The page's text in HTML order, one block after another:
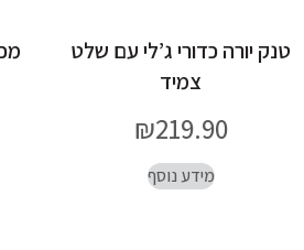
טנק יורה כדורי ג’לי עם שלט
צמיד
₪219.90
מידע נוסף